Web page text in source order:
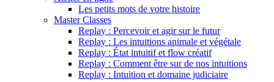
Les petits mots de votre histoire
Master Classes
Replay : Percevoir et agir sur le futur
Replay : Les intuitions animale et végétale
Replay : État intuitif et flow créatif
Replay : Comment être sur de nos intuitions
Replay : Intuition et domaine judiciaire